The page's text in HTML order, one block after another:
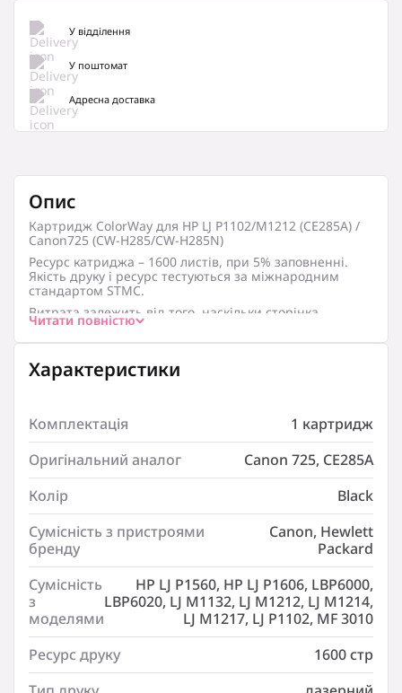
У відділення
У поштомат
Адресна доставка
Опис
Картридж ColorWay для HP LJ P1102/M1212 (CE285A) /
Canon725 (CW-H285/CW-H285N)
Ресурс катриджа – 1600 листів, при 5% заповненні.
Якість друку і ресурс тестуються за міжнародним
стандартом STMC.
Витрата залежить від того, наскільки сторінка
заповнена. На стандартній сторінці тексту площа під
чорнилом складає 5%. Це стандартна характеристика
витрати тонера (ресурс картріджа) приводяться саме
по ній.
HP LJ P1102/M1212 (CE285A) / Canon725
Характеристики
Комплектація:
1 картридж
Оригінальний аналог:
Canon 725
Оригінальний аналог:
CE285A
Колір:
Black
Сумісність з пристроями бренду:
Canon
Читати повністю
Характеристики
Комплектація
1 картридж
Оригінальний аналог
Canon 725, CE285A
Колір
Black
Сумісність з пристроями
бренду
Canon, Hewlett
Packard
Сумісність
з
моделями
HP LJ P1560, HP LJ P1606, LBP6000,
LBP6020, LJ M1132, LJ M1212, LJ M1214,
LJ M1217, LJ P1102, MF 3010
Ресурс друку
1600 стр